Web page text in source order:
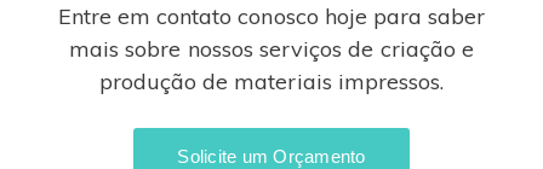
Entre em contato conosco hoje para saber
mais sobre nossos serviços de criação e
produção de materiais impressos.
Solicite um Orçamento